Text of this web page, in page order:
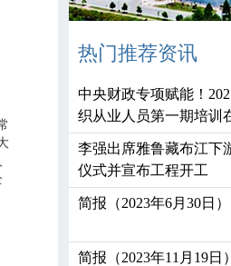
热门推荐资讯
中央财政专项赋能！
织从业人员第一期培训
李强出席雅鲁藏布江下
仪式并宣布工程开工
简报（2023年6月30日）
简报（2023年11月19日）